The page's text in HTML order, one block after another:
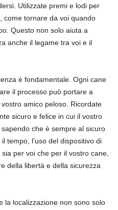
Utilizzate premi e lodi per
come tornare da voi quando
Questo non solo aiuta a
anche il legame tra voi e il
è fondamentale. Ogni cane
il processo può portare a
amico peloso. Ricordate
sicuro e felice in cui il vostro
che è sempre al sicuro
tempo, l’uso del dispositivo di
per voi che per il vostro cane,
della libertà e della sicurezza
la localizzazione non sono solo